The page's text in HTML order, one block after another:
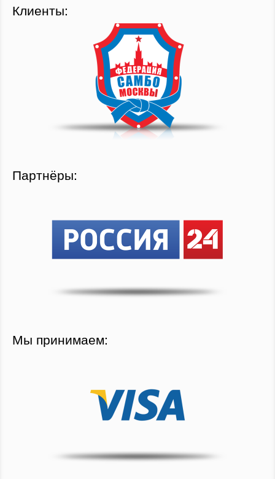
Клиенты:
Партнёры:
Мы принимаем: